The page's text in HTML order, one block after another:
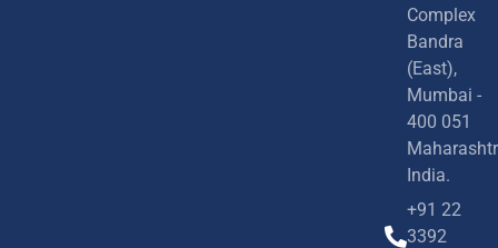
Complex
Bandra
(East),
Mumbai -
400 051
India.
+91 22
3392